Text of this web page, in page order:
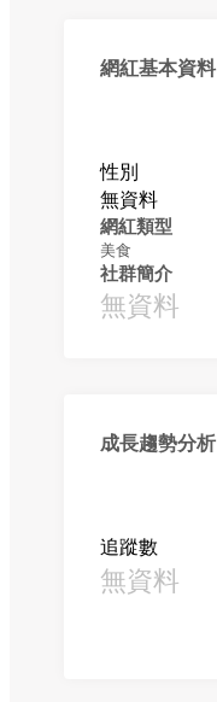
網紅基本資料
性別
無資料
網紅類型
美食
社群簡介
無資料
成長趨勢分析
追蹤數
無資料